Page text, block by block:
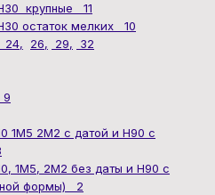
крупные 11
остаток мелких 10
24,
26, 29,
32
9
1М5 2М2 с датой и Н90 с
1М5, 2М2 без даты и Н90 с
формы) 2